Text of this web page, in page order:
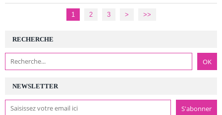
1 2 3 > >>
NEWSLETTER
RECHERCHE